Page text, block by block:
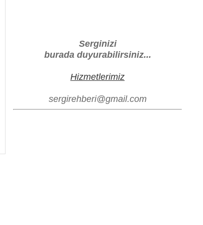
Serginizi
burada duyurabilirsiniz...
Hizmetlerimiz
sergirehberi@gmail.com